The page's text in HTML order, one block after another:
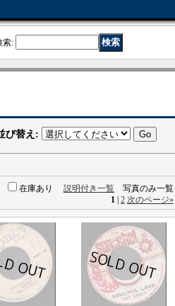
索:
び替え :
在庫あり 説明付き一覧 写真のみ一覧
1 2 次のページ»